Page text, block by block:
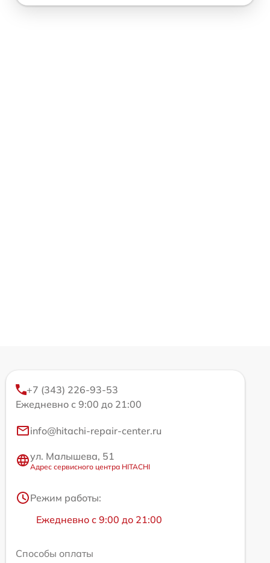
+7 (343) 226-93-53
Ежедневно с 9:00 до 21:00
info@hitachi-repair-center.ru
ул. Малышева, 51
Адрес сервисного центра HITACHI
Режим работы:
Ежедневно с 9:00 до 21:00
Способы оплаты